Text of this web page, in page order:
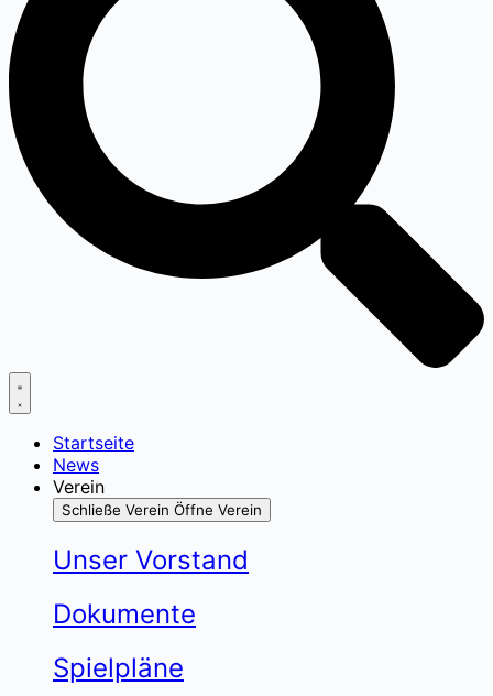
Startseite
News
Verein
Schließe Verein Öffne Verein
Unser Vorstand
Dokumente
Spielpläne